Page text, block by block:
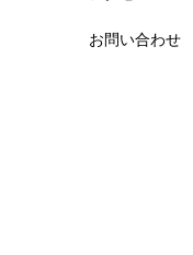
お問い合わせ